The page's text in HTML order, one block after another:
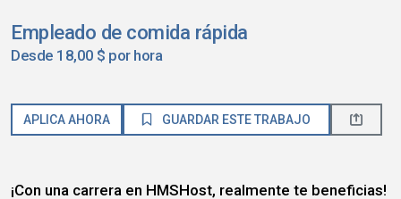
Empleado de comida rápida
Desde 18,00 $ por hora
APLICA AHORA GUARDAR ESTE TRABAJO
¡Con una carrera en HMSHost, realmente te beneficias!